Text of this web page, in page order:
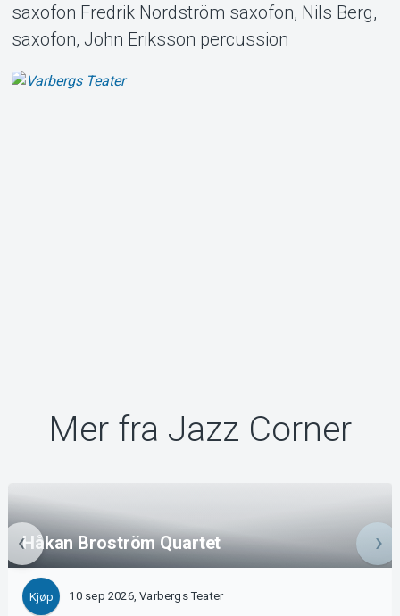
saxofon Fredrik Nordström saxofon, Nils Berg,
saxofon, John Eriksson percussion
Mer fra Jazz Corner
Håkan Broström Quartet
Kjøp 10 sep 2026, Varbergs Teater